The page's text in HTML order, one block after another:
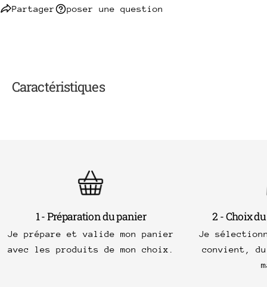
Partager poser une question
Caractéristiques
1 - Préparation du panier
Je prépare et valide mon panier
avec les produits de mon choix.
2 - Choix
Je
convient,